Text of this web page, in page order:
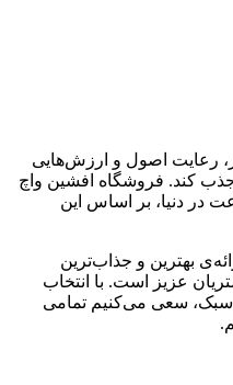
رعایت اصول و ارزش‌هایی
کند. فروشگاه افشین واچ
در دنیا، بر اساس این
بهترین و جذاب‌ترین
عزیز است. با انتخاب
سبک، سعی می‌کنیم تمامی